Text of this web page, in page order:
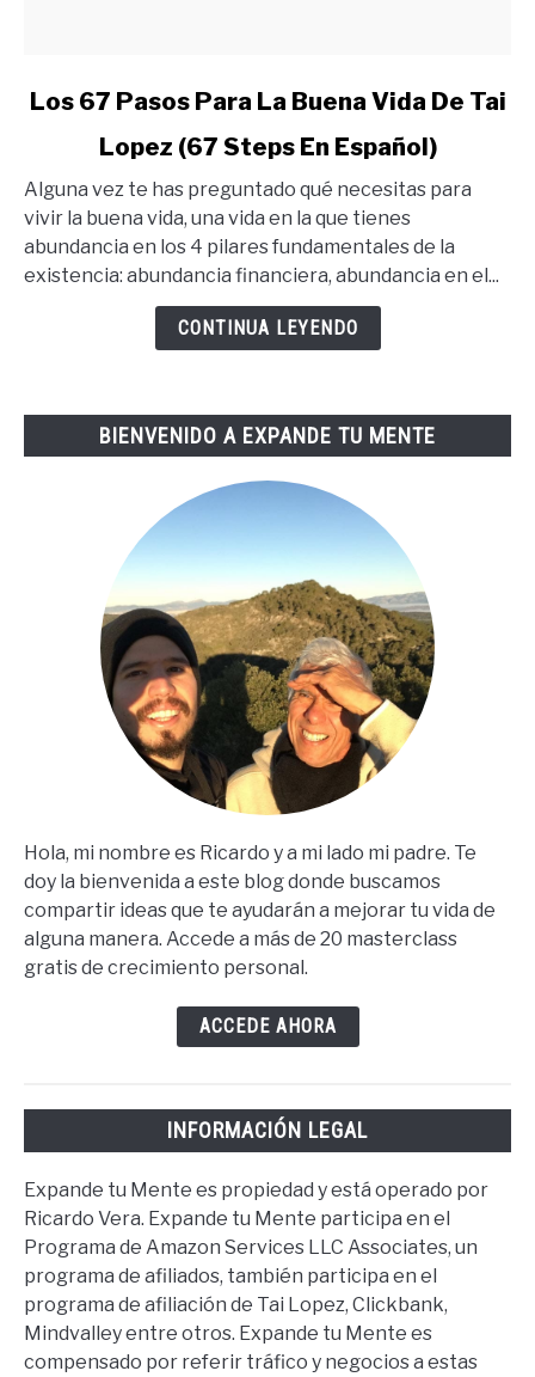
link
67
Pasos
Para
Steps
Los 67 Pasos Para La Buena Vida De Tai
Lopez (67 Steps En Español)
Alguna vez te has preguntado qué necesitas para
vivir la buena vida, una vida en la que tienes
abundancia en los 4 pilares fundamentales de la
existencia: abundancia financiera, abundancia en el...
CONTINUA LEYENDO
BIENVENIDO A EXPANDE TU MENTE
Hola, mi nombre es Ricardo y a mi lado mi padre. Te
doy la bienvenida a este blog donde buscamos
compartir ideas que te ayudarán a mejorar tu vida de
alguna manera. Accede a más de 20 masterclass
gratis de crecimiento personal.
ACCEDE AHORA
INFORMACIÓN LEGAL
Expande tu Mente es propiedad y está operado por
Ricardo Vera. Expande tu Mente participa en el
Programa de Amazon Services LLC Associates, un
programa de afiliados, también participa en el
programa de afiliación de Tai Lopez, Clickbank,
Mindvalley entre otros. Expande tu Mente es
compensado por referir tráfico y negocios a estas